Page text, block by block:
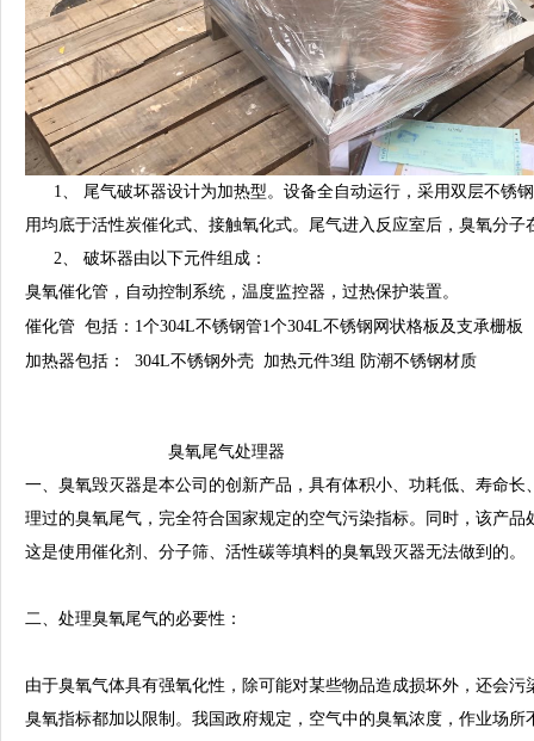
1、 尾气破坏器设计为加热型。设备全自动运行，采用双层不锈
用均底于活性炭催化式、接触氧化式。尾气进入反应室后，臭氧分
2、 破坏器由以下元件组成：
臭氧催化管，自动控制系统，温度监控器，过热保护装置。
催化管 包括： 1个304L不锈钢管1个304L不锈钢网状格板及支承栅板
加热器包括：
304L不锈钢外壳 加热元件3组 防潮不锈钢材质
臭氧尾气处理器
一、臭氧毁灭器是本公司的创新产品，具有体积小、功耗低、寿命
理过的臭氧尾气，完全符合国家规定的空气污染指标。同时，该产
这是使用催化剂、分子筛、活性碳等填料的臭氧毁灭器无法做到的。
二、 处理臭氧尾气的必要性：
由于臭氧气体具有强氧化性，除可能对某些物品造成损坏外，还会
臭氧指标都加以限制。我国政府规定，空气中的臭氧浓度，作业场所